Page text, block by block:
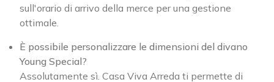
sull'orario di arrivo della merce per una gestione
ottimale.
È possibile personalizzare le dimensioni del divano
Young Special?
Assolutamente sì. Casa Viva Arreda ti permette di